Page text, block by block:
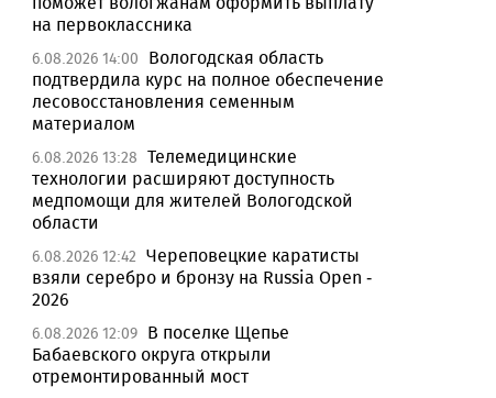
на первоклассника
6.08.2026 14:00
Вологодская область
подтвердила курс на полное обеспечение
лесовосстановления семенным
материалом
6.08.2026 13:28 Телемедицинские
технологии расширяют доступность
медпомощи для жителей Вологодской
области
6.08.2026 12:42 Череповецкие каратисты
взяли серебро и бронзу на Russia Open -
2026
6.08.2026 12:09 В поселке Щепье
Бабаевского округа открыли
отремонтированный мост